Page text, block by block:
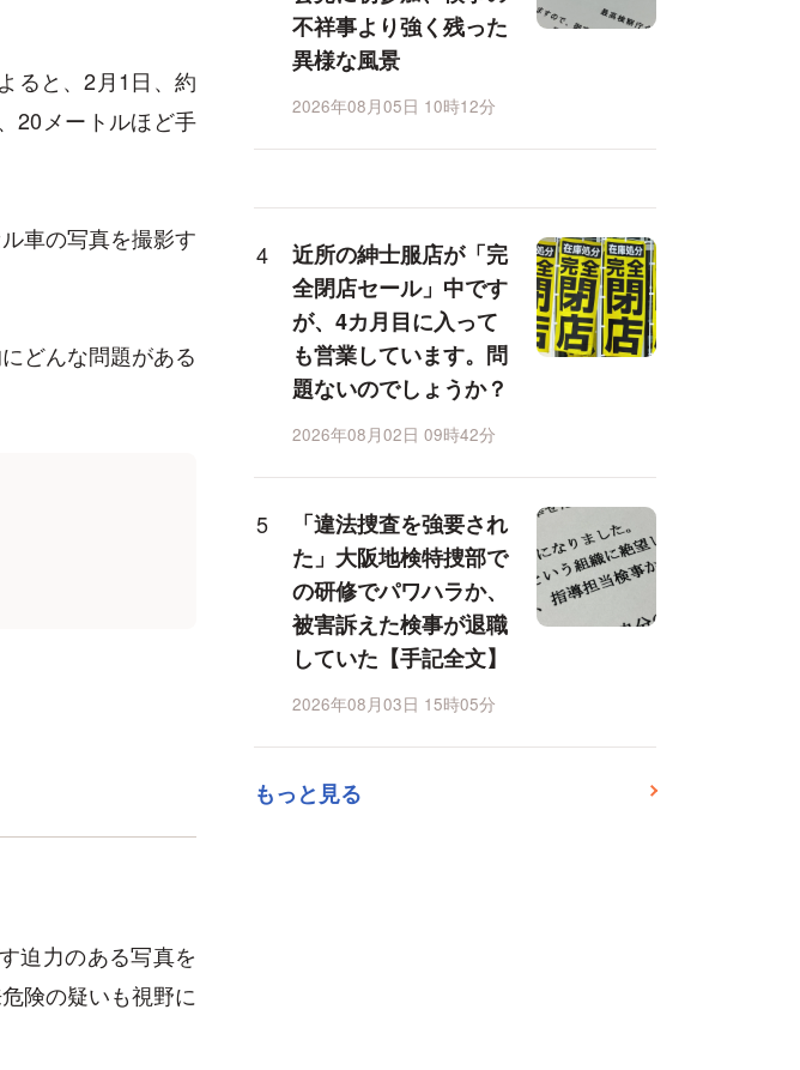
ると、2月1日、約
20メートルほど手
車の写真を撮影す
どんな問題がある
迫力のある写真を
険の疑いも視野に
不祥事より強く残った
異様な風景
2026年08月05日 10時12分
近所の紳士服店が「完
全閉店セール」中です
が、4カ月目に入って
も営業しています。問
題ないのでしょうか？
2026年08月02日 09時42分
「違法捜査を強要され
た」大阪地検特捜部で
の研修でパワハラか、
被害訴えた検事が退職
していた【手記全文】
2026年08月03日 15時05分
もっと見る